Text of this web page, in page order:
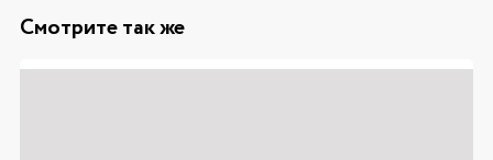
Смотрите так же